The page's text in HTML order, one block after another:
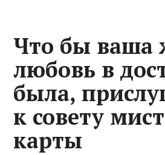
Что бы ваша
любовь в
была,
к совету
карты